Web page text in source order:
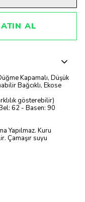
AL
Kapamalı, Düşük
Bağcıklı, Ekose
gösterebilir)
62 - Basen: 90
Yapılmaz. Kuru
Çamaşır suyu